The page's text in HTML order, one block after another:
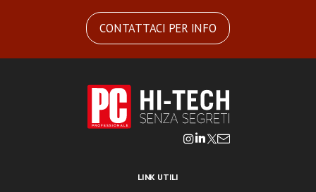
CONTATTACI PER INFO
LINK UTILI